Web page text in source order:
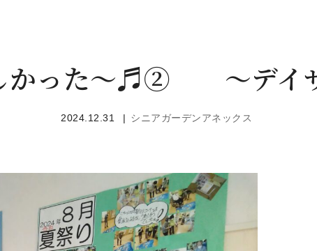
かった～♬② ～デイ
2024.12.31 シニアガーデンアネックス